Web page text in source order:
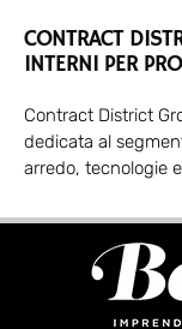
CONTRACT
INTERNI PER
Contract District
dedicata al
arredo, tecnologie